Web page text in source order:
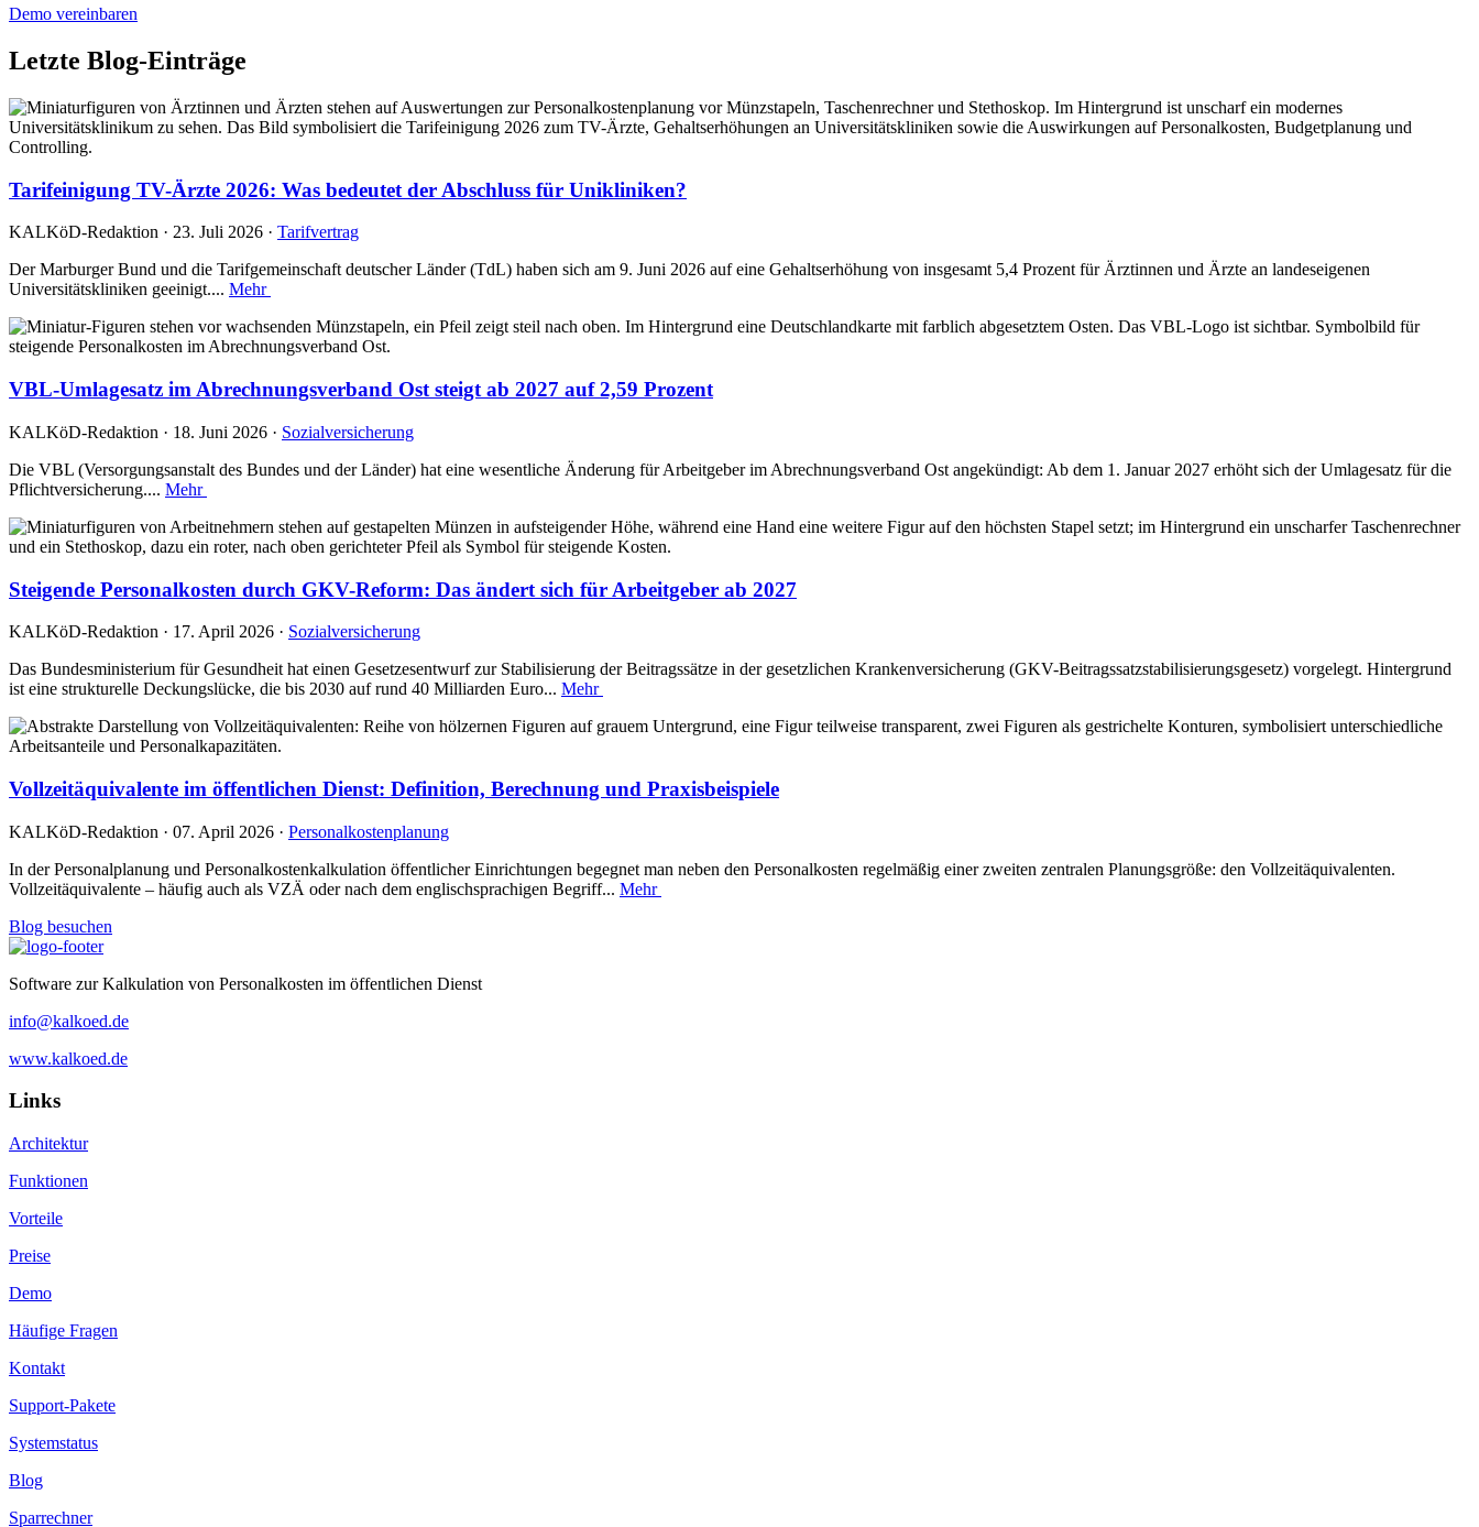
Demo vereinbaren
Letzte Blog-Einträge
Tarifeinigung TV-Ärzte 2026: Was bedeutet der Abschluss für Unikliniken?
KALKöD-Redaktion · 23. Juli 2026 · Tarifvertrag
Der Marburger Bund und die Tarifgemeinschaft deutscher Länder (TdL) haben sich am 9. Juni 2026 auf eine Gehaltserhöhung von insgesamt 5,4 Prozent für Ärztinnen und Ärzte an landeseigenen
Universitätskliniken geeinigt.... Mehr
VBL-Umlagesatz im Abrechnungsverband Ost steigt ab 2027 auf 2,59 Prozent
KALKöD-Redaktion · 18. Juni 2026 · Sozialversicherung
Die VBL (Versorgungsanstalt des Bundes und der Länder) hat eine wesentliche Änderung für Arbeitgeber im Abrechnungsverband Ost angekündigt: Ab dem 1. Januar 2027 erhöht sich der Umlagesatz für die
Pflichtversicherung.... Mehr
Steigende Personalkosten durch GKV-Reform: Das ändert sich für Arbeitgeber ab 2027
KALKöD-Redaktion · 17. April 2026 · Sozialversicherung
Das Bundesministerium für Gesundheit hat einen Gesetzesentwurf zur Stabilisierung der Beitragssätze in der gesetzlichen Krankenversicherung (GKV-Beitragssatzstabilisierungsgesetz) vorgelegt. Hintergrund
ist eine strukturelle Deckungslücke, die bis 2030 auf rund 40 Milliarden Euro... Mehr
Vollzeitäquivalente im öffentlichen Dienst: Definition, Berechnung und Praxisbeispiele
KALKöD-Redaktion · 07. April 2026 · Personalkostenplanung
In der Personalplanung und Personalkostenkalkulation öffentlicher Einrichtungen begegnet man neben den Personalkosten regelmäßig einer zweiten zentralen Planungsgröße: den Vollzeitäquivalenten.
Vollzeitäquivalente – häufig auch als VZÄ oder nach dem englischsprachigen Begriff... Mehr
Blog besuchen
Software zur Kalkulation von Personalkosten im öffentlichen Dienst
info@kalkoed.de
www.kalkoed.de
Links
Architektur
Funktionen
Vorteile
Preise
Demo
Häufige Fragen
Kontakt
Support-Pakete
Systemstatus
Blog
Sparrechner